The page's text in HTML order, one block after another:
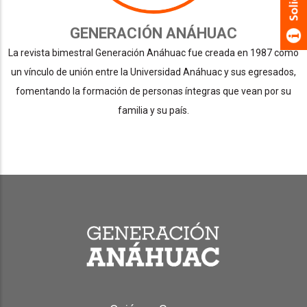
GENERACIÓN ANÁHUAC
La revista bimestral Generación Anáhuac fue creada en 1987 como
un vínculo de unión entre la Universidad Anáhuac y sus egresados,
fomentando la formación de personas íntegras que vean por su
familia y su país.